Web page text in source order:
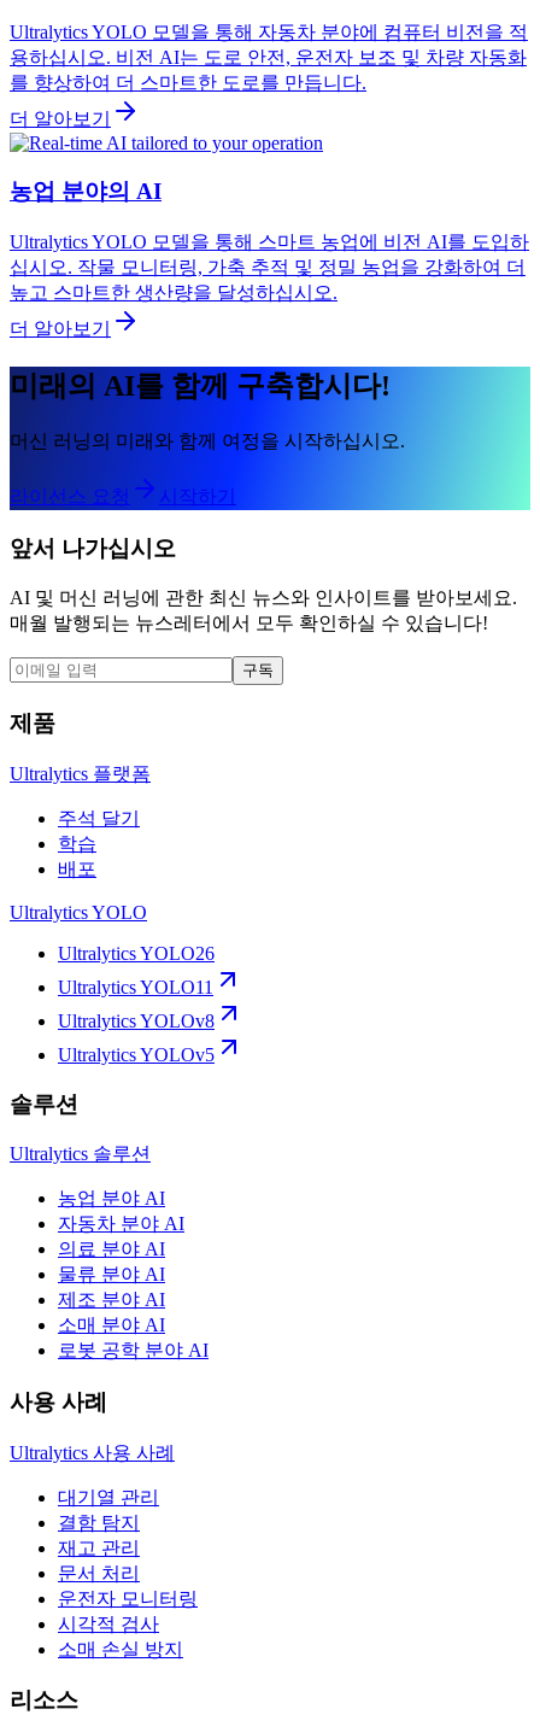
Ultralytics YOLO 모델을 통해 자동차 분야에 컴퓨터 비전을 적
용하십시오. 비전 AI는 도로 안전, 운전자 보조 및 차량 자동화
를 향상하여 더 스마트한 도로를 만듭니다.
더 알아보기
농업 분야의 AI
Ultralytics YOLO 모델을 통해 스마트 농업에 비전 AI를 도입하
십시오. 작물 모니터링, 가축 추적 및 정밀 농업을 강화하여 더
높고 스마트한 생산량을 달성하십시오.
더 알아보기
미래의 AI를 함께 구축합시다!
머신 러닝의 미래와 함께 여정을 시작하십시오.
라이선스 요청 시작하기
앞서 나가십시오
AI 및 머신 러닝에 관한 최신 뉴스와 인사이트를 받아보세요.
매월 발행되는 뉴스레터에서 모두 확인하실 수 있습니다!
구독
제품
Ultralytics 플랫폼
주석 달기
학습
배포
Ultralytics YOLO
Ultralytics YOLO26
Ultralytics YOLO11
Ultralytics YOLOv8
Ultralytics YOLOv5
솔루션
Ultralytics 솔루션
농업 분야 AI
자동차 분야 AI
의료 분야 AI
물류 분야 AI
제조 분야 AI
소매 분야 AI
로봇 공학 분야 AI
사용 사례
Ultralytics 사용 사례
대기열 관리
결함 탐지
재고 관리
문서 처리
운전자 모니터링
시각적 검사
소매 손실 방지
리소스